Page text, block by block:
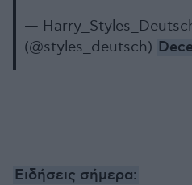
—
(@styles_deutsch)
Ειδήσεις σήμερα: